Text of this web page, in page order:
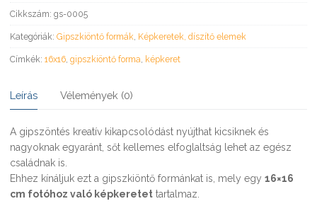
Cikkszám: gs-0005
Kategóriák: Gipszkiöntő formák Képkeretek, díszítő elemek
Címkék: 16x16 gipszkiöntő forma képkeret
Leírás Vélemények (0)
A gipszöntés kreatív kikapcsolódást nyújthat kicsiknek és
nagyoknak egyaránt, sőt kellemes elfoglaltság lehet az egész
családnak is.
Ehhez kínáljuk ezt a gipszkiöntő formánkat is, mely egy 16×16
cm fotóhoz való képkeretet tartalmaz.